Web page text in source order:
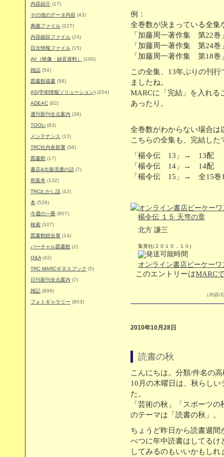
内容紹介 (17)
その他のデータ内容 (43)
典拠ファイル (227)
内容細目ファイル (24)
目次情報ファイル (15)
AV（映像・録音資料）
(100)
雑誌 (54)
図書館蔵書 (58)
AS(学術情報ソリューション) (204)
ADEAC (82)
週刊新刊全点案内 (38)
TOOLi (83)
メンテナンス (13)
TRC社内各部署 (36)
図書館 (17)
書店&出版流通の話 (7)
和装本 (132)
TRCむかし話 (12)
本 (528)
今週の一冊 (607)
検索 (107)
図書館総合展 (14)
バーチャル図書館 (2)
Q&A (42)
TRC MARCギネスブック (5)
日刊新刊全点案内 (7)
雑記 (899)
フォトギャラリー (803)
例：
全巻数が決まっている全集
「加藤周一著作集 第
「加藤周一著作集 第
「加藤周一著作集 第
この全集、13年ぶりの刊
ましたね。
MARCに「完結」を入れる
あったり。
全巻数がわからない場合は
こちらの全集も、完結した
「楊令伝 13」→ 13配
「楊令伝 14」→ 14配
「楊令伝 15」→ 全15巻
楊令伝 １５ 天穹の章
北方 謙三
集英社(２０１０．１０)
オンライン書店ビーケー
このエントリーはMARC
（内容
2010年10月28日
読書の秋
こんにちは。分類/件名の
10月の木曜日は、秋らし
た。
「芸術の秋」「スポーツ
のテーマは「読書の秋」。
ちょうど昨日から読書週間
べつに年中読書はしてる
してみるのもいいかもし